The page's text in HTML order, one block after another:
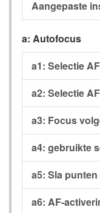
Aangepaste
a: Autofocus
a1: Selectie
a2: Selectie
a3: Focus
a4: gebruikte
a5: Sla
a6: AF-